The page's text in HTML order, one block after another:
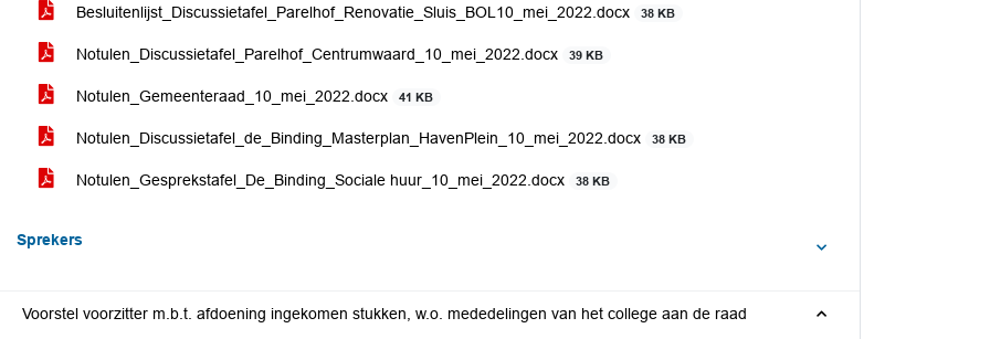
Besluitenlijst_Discussietafel_Parelhof_Renovatie_Sluis_BOL10_mei_2022.docx
38 KB
Notulen_Discussietafel_Parelhof_Centrumwaard_10_mei_2022.docx 39 KB
Notulen_Gemeenteraad_10_mei_2022.docx 41 KB
Notulen_Discussietafel_de_Binding_Masterplan_HavenPlein_10_mei_2022.docx 38 KB
Notulen_Gesprekstafel_De_Binding_Sociale huur_10_mei_2022.docx 38 KB
Sprekers
Voorstel voorzitter m.b.t. afdoening ingekomen stukken, w.o. mededelingen van het college aan de raad